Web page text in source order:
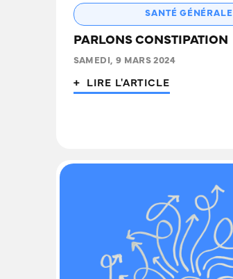
SANTÉ GÉNÉRALE
PARLONS CONSTIPATION
SAMEDI, 9 MARS 2024
+ LIRE L'ARTICLE